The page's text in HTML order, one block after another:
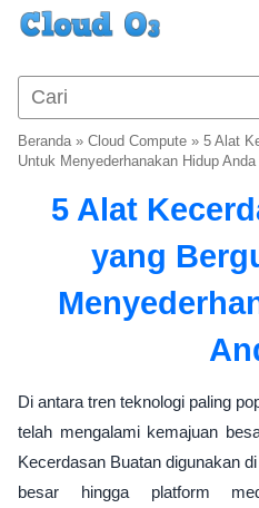
Beranda» Cloud Compute » 5 Alat
Untuk Menyederhanakan Hidup Anda
5 Alat
yang
Di antara tren teknologi paling
telah mengalami kemajuan
Kecerdasan Buatan digunakan
besar hingga platform